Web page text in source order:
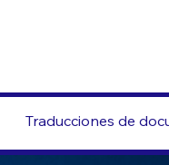
Traducciones de